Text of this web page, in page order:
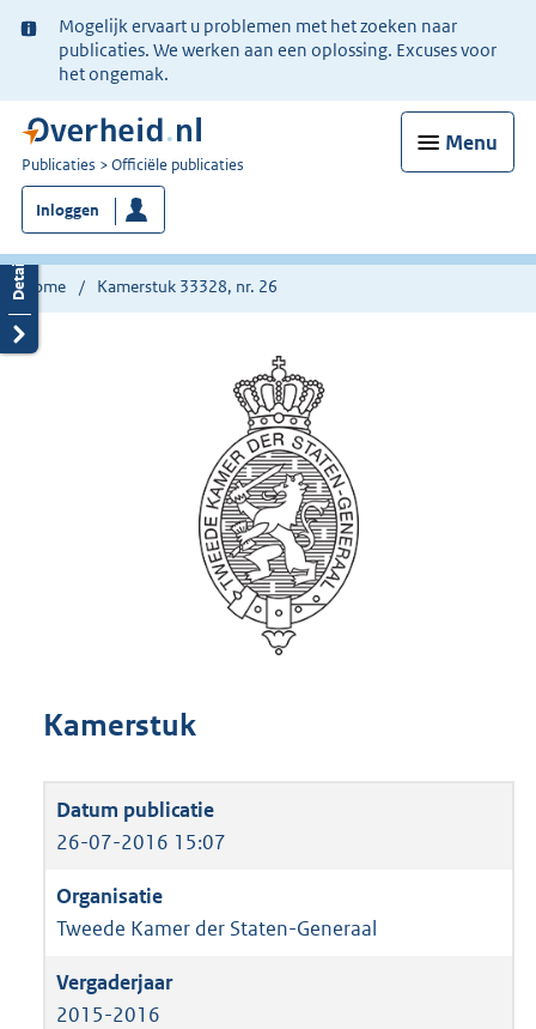
Ter
informatie:
Mogelijk ervaart u problemen met het zoeken naar
publicaties. We werken aan een oplossing. Excuses voor
het ongemak.
Menu
U
bent
nu
hier:
Publicaties Officiële publicaties
Inloggen
Home Kamerstuk 33328, nr. 26
Kamerstuk
26-07-2016 15:07
Tweede Kamer der Staten-Generaal
2015-2016